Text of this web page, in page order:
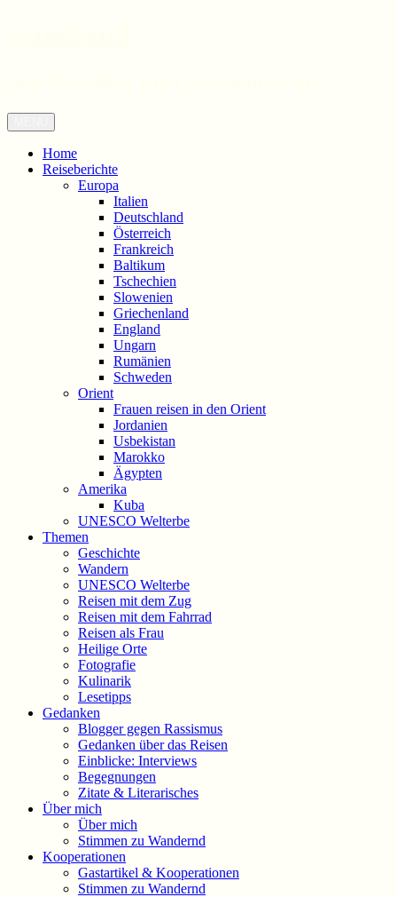
Zum
Inhalt
springen
Home
Reiseberichte
Europa
Italien
Deutschland
Österreich
Frankreich
Baltikum
Tschechien
Slowenien
Griechenland
England
Ungarn
Rumänien
Schweden
Orient
Frauen reisen in den Orient
Jordanien
Usbekistan
Marokko
Ägypten
Amerika
Kuba
UNESCO Welterbe
Themen
Geschichte
Wandern
UNESCO Welterbe
Reisen mit dem Zug
Reisen mit dem Fahrrad
Reisen als Frau
Heilige Orte
Fotografie
Kulinarik
Lesetipps
Gedanken
Blogger gegen Rassismus
Gedanken über das Reisen
Einblicke: Interviews
Begegnungen
Zitate & Literarisches
Über mich
Über mich
Stimmen zu Wandernd
Kooperationen
Gastartikel & Kooperationen
Stimmen zu Wandernd